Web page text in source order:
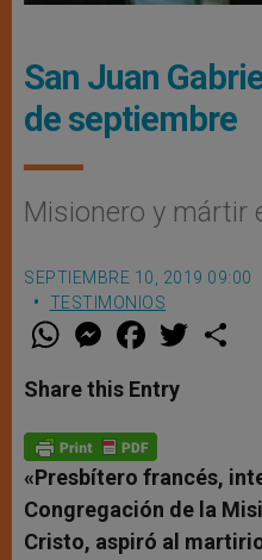
San Juan
de septiembre
Misionero y mártir
SEPTIEMBRE 10, 2019 09:00
TESTIMONIOS
W
t
s
p
p
M
e
s
e
g
e
r
F
a
e
b
o
k
w
Share this Entry
«Presbítero francés,
Congregación de la
Cristo, aspiró al